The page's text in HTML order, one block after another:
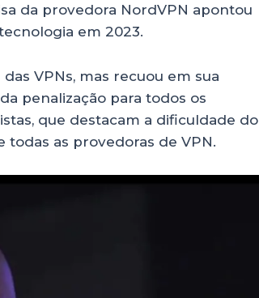
da provedora NordVPN apontou
em 2023.
VPNs, mas recuou em sua
penalização para todos os
que destacam a dificuldade do
todas as provedoras de VPN.